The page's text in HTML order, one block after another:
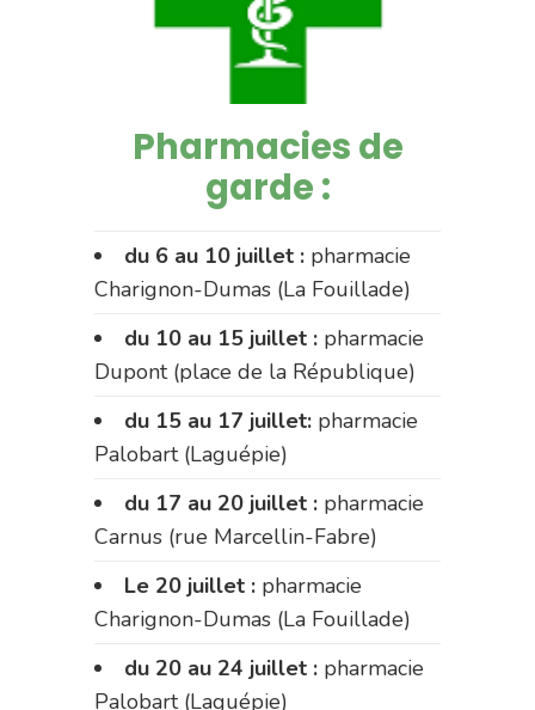
Pharmacies de
garde :
du 6 au 10 juillet : pharmacie
Charignon-Dumas (La Fouillade)
du 10 au 15 juillet : pharmacie
Dupont (place de la République)
du 15 au 17 juillet: pharmacie
Palobart (Laguépie)
du 17 au 20 juillet : pharmacie
Carnus (rue Marcellin-Fabre)
Le 20 juillet : pharmacie
Charignon-Dumas (La Fouillade)
du 20 au 24 juillet : pharmacie
Palobart (Laguépie)